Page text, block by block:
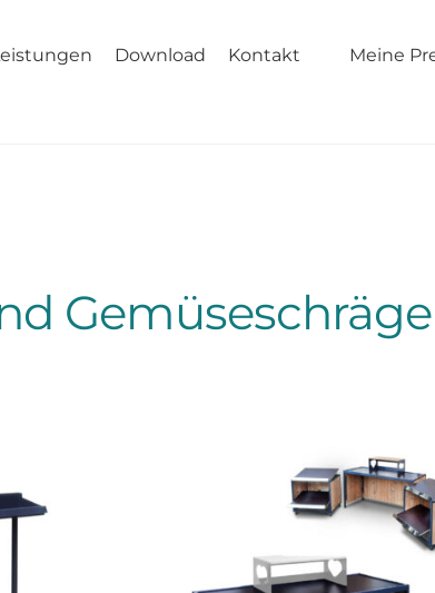
Download Kontakt Meine